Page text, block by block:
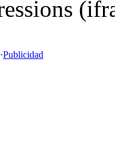
·Publicidad